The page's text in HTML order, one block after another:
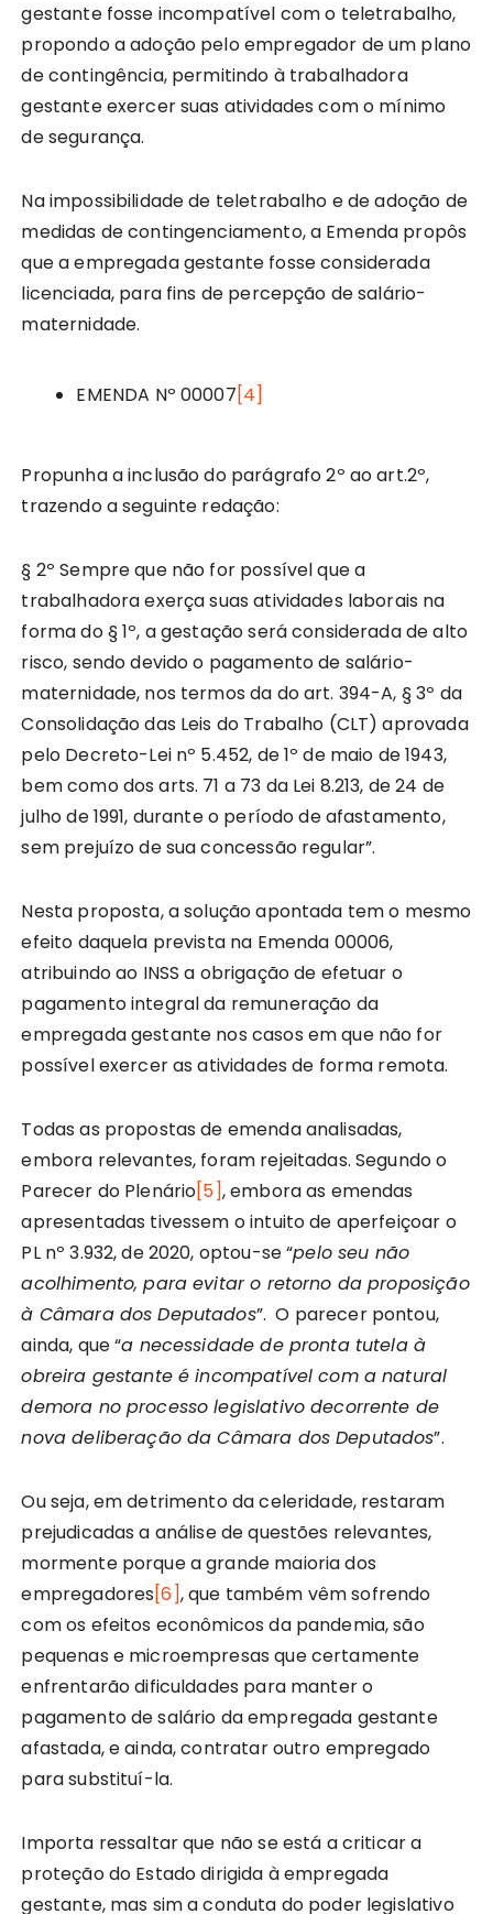
gestante fosse incompatível com o teletrabalho,
propondo a adoção pelo empregador de um plano
de contingência, permitindo à trabalhadora
gestante exercer suas atividades com o mínimo
de segurança.
Na impossibilidade de teletrabalho e de adoção de
medidas de contingenciamento, a Emenda propôs
que a empregada gestante fosse considerada
licenciada, para fins de percepção de salário-
maternidade.
EMENDA Nº 00007[4]
Propunha a inclusão do parágrafo 2º ao art.2º,
trazendo a seguinte redação:
§ 2º Sempre que não for possível que a
trabalhadora exerça suas atividades laborais na
forma do § 1º, a gestação será considerada de alto
risco, sendo devido o pagamento de salário-
maternidade, nos termos da do art. 394-A, § 3º da
Consolidação das Leis do Trabalho (CLT) aprovada
pelo Decreto-Lei nº 5.452, de 1º de maio de 1943,
bem como dos arts. 71 a 73 da Lei 8.213, de 24 de
julho de 1991, durante o período de afastamento,
sem prejuízo de sua concessão regular”.
Nesta proposta, a solução apontada tem o mesmo
efeito daquela prevista na Emenda 00006,
atribuindo ao INSS a obrigação de efetuar o
pagamento integral da remuneração da
empregada gestante nos casos em que não for
possível exercer as atividades de forma remota.
Todas as propostas de emenda analisadas,
embora relevantes, foram rejeitadas. Segundo o
Parecer do Plenário[5], embora as emendas
apresentadas tivessem o intuito de aperfeiçoar o
PL nº 3.932, de 2020, optou-se “pelo seu não
acolhimento, para evitar o retorno da proposição
à Câmara dos Deputados”. O parecer pontou,
ainda, que “a necessidade de pronta tutela à
obreira gestante é incompatível com a natural
demora no processo legislativo decorrente de
nova deliberação da Câmara dos Deputados”.
Ou seja, em detrimento da celeridade, restaram
prejudicadas a análise de questões relevantes,
mormente porque a grande maioria dos
empregadores[6], que também vêm sofrendo
com os efeitos econômicos da pandemia, são
pequenas e microempresas que certamente
enfrentarão dificuldades para manter o
pagamento de salário da empregada gestante
afastada, e ainda, contratar outro empregado
para substituí-la.
Importa ressaltar que não se está a criticar a
proteção do Estado dirigida à empregada
gestante, mas sim a conduta do poder legislativo